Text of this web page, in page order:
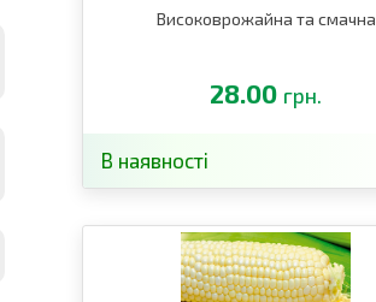
Високоврожайна та смачна
28.00 грн.
В наявності